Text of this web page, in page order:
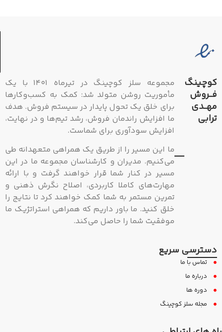
کوچینگ
فــروش
مهــدی
ترابی
مجموعه سلز کوچینگ در تیرماه ۱۴۰۱ با یک
مأموریت روشن متولد شد: کمک به کسب‌وکارها
برای خلق یک تحول پایدار در سیستم فروش. هدف
ما افزایش راندمان فروش، رشد تیم‌ها و در نهایت،
افزایش سودآوری برای شماست.
ما این مسیر را از طریق یک همراهی متعهدانه طی
می‌کنیم. مدیران و کارشناسان مجموعه ما در این
مسیر در کنار شما قرار خواهند گرفت و با ارائه
مهارت‌های کاملا کاربردی، اصلاح نگرش ذهنی و
تمرین مستمر به شما کمک خواهند کرد تا نتایج را
خلق کنید. ما باور داریم که همراهی استراتژیک ما
موفقیت شما را حاصل می‌کند.
دسترسی سریع
تماس با ما
درباره ما
دوره ها
مجله سلز کوچینگ